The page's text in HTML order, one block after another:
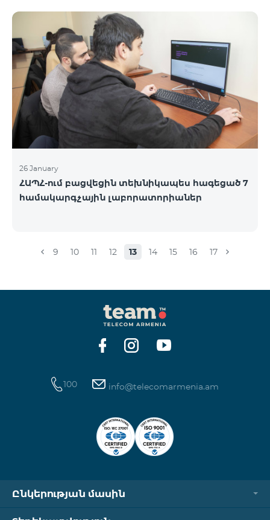
26 January
ՀԱՊՀ-ում բացվեցին տեխնիկապես հագեցած 7
համակարգչային լաբորատորիաներ
9 10 11 12 13 14 15 16 17
100 info@telecomarmenia.am
Ընկերության մասին